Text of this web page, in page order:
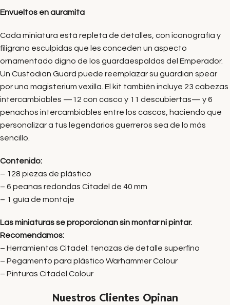
Envueltos en auramita
Cada miniatura está repleta de detalles, con iconografía y
filigrana esculpidas que les conceden un aspecto
ornamentado digno de los guardaespaldas del Emperador.
Un Custodian Guard puede reemplazar su guardian spear
por una magisterium vexilla. El kit también incluye 23 cabezas
intercambiables —12 con casco y 11 descubiertas— y 6
penachos intercambiables entre los cascos, haciendo que
personalizar a tus legendarios guerreros sea de lo más
sencillo.
Contenido:
– 128 piezas de plástico
– 6 peanas redondas Citadel de 40 mm
– 1 guía de montaje
Las miniaturas se proporcionan sin montar ni pintar.
Recomendamos:
– Herramientas Citadel: tenazas de detalle superfino
– Pegamento para plástico Warhammer Colour
– Pinturas Citadel Colour
Nuestros Clientes Opinan